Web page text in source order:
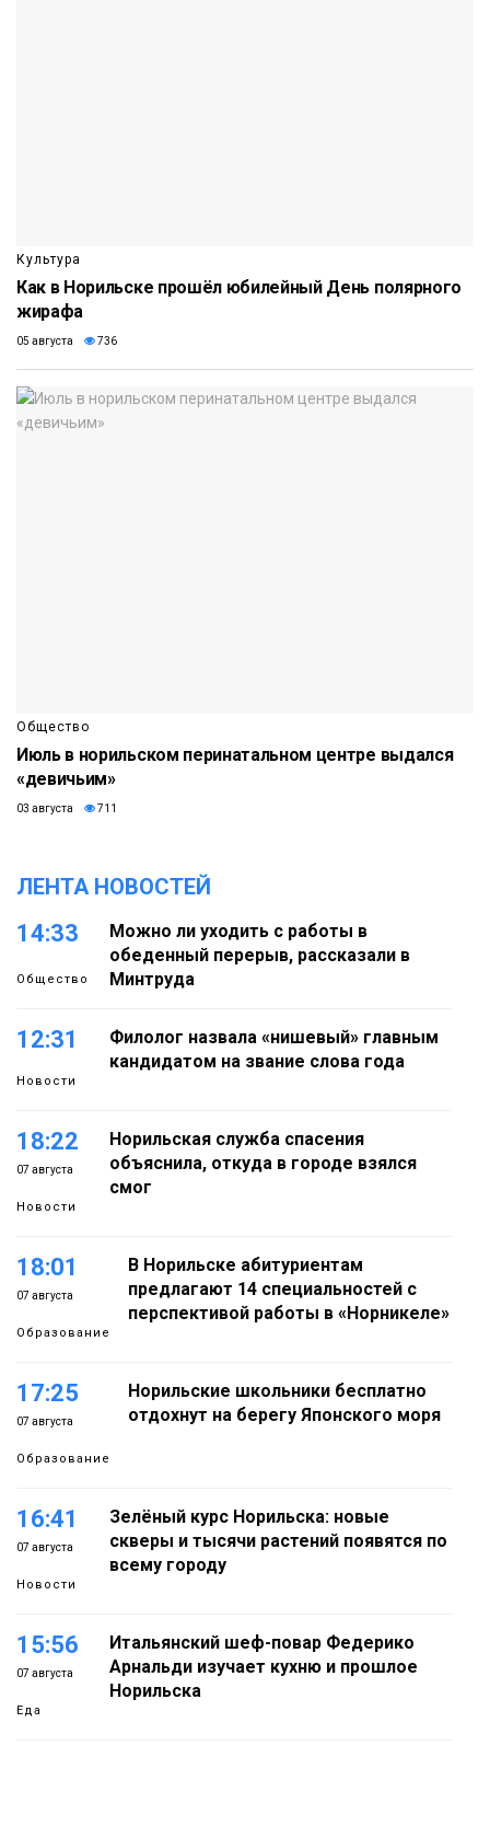
Культура
Как в Норильске прошёл юбилейный День полярного
жирафа
05 августа 736
Общество
Июль в норильском перинатальном центре выдался
«девичьим»
03 августа 711
ЛЕНТА НОВОСТЕЙ
14:33
Общество
Можно ли уходить с работы в
обеденный перерыв, рассказали в
Минтруда
12:31
Новости
Филолог назвала «нишевый» главным
кандидатом на звание слова года
18:22
07 августа
Новости
Норильская служба спасения
объяснила, откуда в городе взялся
смог
18:01
07 августа
Образование
В Норильске абитуриентам
предлагают 14 специальностей с
перспективой работы в «Норникеле»
17:25
07 августа
Образование
Норильские школьники бесплатно
отдохнут на берегу Японского моря
16:41
07 августа
Новости
Зелёный курс Норильска: новые
скверы и тысячи растений появятся по
всему городу
15:56
07 августа
Еда
Итальянский шеф-повар Федерико
Арнальди изучает кухню и прошлое
Норильска